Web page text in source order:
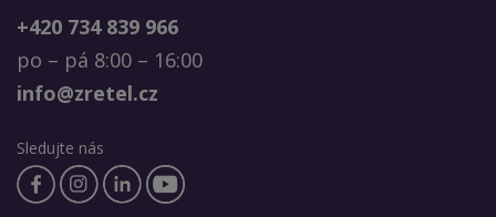
+420 734 839 966
po – pá 8:00 – 16:00
info@zretel.cz
Sledujte nás